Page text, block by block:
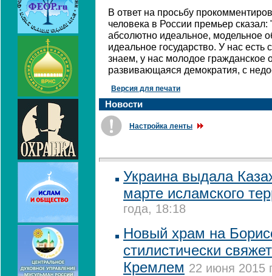
В ответ на просьбу
человека в России премьер
абсолютно идеальное, модельное
идеальное государство. У нас
знаем, у нас молодое гражданское
развивающаяся демократия, с
Версия для печати
Новости
Настройка ленты
Украина выдала
марте исламского
года, 18:18
Новый храм на
стилистически
Кремлем 22 июня 2015